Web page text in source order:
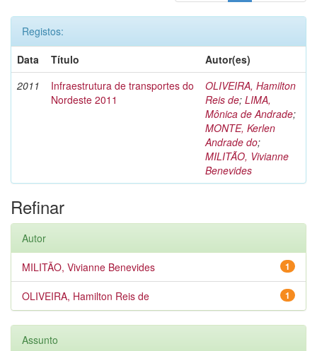
Registos:
Data
Título
Autor(es)
2011
Infraestrutura de transportes do
Nordeste 2011
OLIVEIRA, Hamilton
Reis de; LIMA,
Mônica de Andrade;
MONTE, Kerlen
Andrade do;
MILITÃO, Vivianne
Benevides
Refinar
Autor
1
MILITÃO, Vivianne Benevides
1
OLIVEIRA, Hamilton Reis de
Assunto